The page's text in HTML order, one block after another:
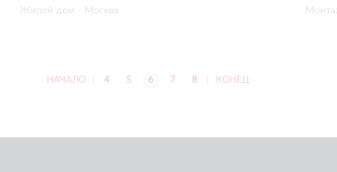
Жилой дом - Москва
НАЧАЛО 4 5 6 7 8 КОНЕЦ